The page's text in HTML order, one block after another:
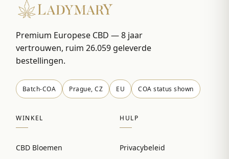
Premium Europese CBD — 8 jaar
vertrouwen, ruim 26.059 geleverde
bestellingen.
Batch-COA Prague, CZ EU COA status shown
WINKEL
CBD Bloemen
HULP
Privacybeleid